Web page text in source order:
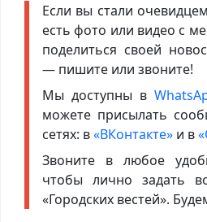
Если вы стали
есть фото или видео с
поделиться своей
— пишите или звоните!
Мы доступны в
можете присылать
сетях: в«ВКонтакте»и в
Звоните в любое
чтобы лично задать
«Городских вестей».